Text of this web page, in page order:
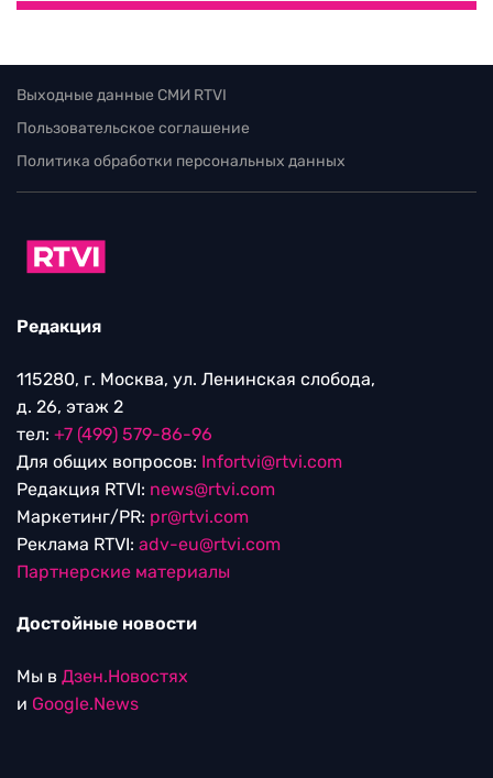
Выходные данные СМИ RTVI
Пользовательское соглашение
Политика обработки персональных данных
Редакция
115280, г. Москва, ул. Ленинская слобода,
д. 26, этаж 2
тел: +7 (499) 579-86-96
Для общих вопросов: Infortvi@rtvi.com
Редакция RTVI: news@rtvi.com
Маркетинг/PR: pr@rtvi.com
Реклама RTVI: adv-eu@rtvi.com
Партнерские материалы
Достойные новости
Мы в Дзен.Новостях
и Google.News